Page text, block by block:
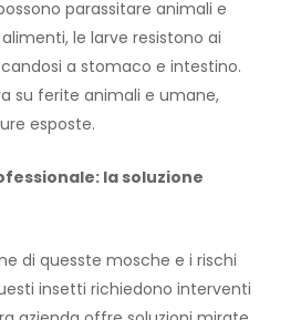
parassitare animali e
le larve resistono ai
a stomaco e intestino.
su ferite animali e umane,
esposte.
la soluzione
di quesste mosche e i rischi
insetti richiedono interventi